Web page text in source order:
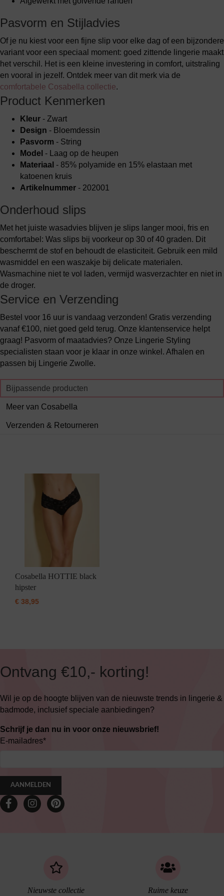
Pasvorm en Stijladvies
Of je nu kiest voor een fijne slip voor elke dag of een bijzondere
variant voor een speciaal moment: goed zittende lingerie maakt
het verschil. Het is een kleine investering in comfort, uitstraling
en vooral in jezelf. Ontdek meer van dit merk via de
comfortabele Cosabella collectie.
Product Kenmerken
Kleur - Zwart
Design - Bloemdessin
Pasvorm - String
Model - Laag op de heupen
Materiaal - 85% polyamide en 15% elastaan met
katoenen kruis
Artikelnummer - 202001
Onderhoud slips
Met het juiste wasadvies blijven je slips langer mooi, fris en
comfortabel: Was slips bij voorkeur op 30 of 40 graden. Dit
beschermt de stof en behoudt de elasticiteit. Gebruik een mild
wasmiddel en een waszakje bij delicate materialen.
Wasmachine niet te vol laden, vermijd wasverzachter en niet in
de droger.
Service en Verzending
Bestel voor 16 uur is vandaag verzonden! Gratis verzending
vanaf €100, niet goed geld terug. Onze klantenservice helpt
graag! Pasvorm of maatadvies? Onze Lingerie Styling
specialisten staan voor je klaar in onze winkel. Afhalen en
passen bij Lingerie Zwolle.
Bijpassende producten
Meer van Cosabella
Verzenden & Retourneren
Cosabella HOTTIE black
hipster
€ 38,95
Ontvang €10,- korting!
Wil je op de hoogte blijven van de nieuwste trends in lingerie &
badmode, inclusief speciale aanbiedingen?
Schrijf je dan nu in voor onze nieuwsbrief!
E-mailadres*
AANMELDEN
Nieuwste collectie Ruime keuze